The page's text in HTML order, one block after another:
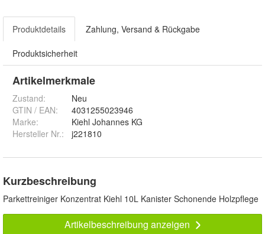
Produktdetails Zahlung, Versand & Rückgabe
Produktsicherheit
Artikelmerkmale
Zustand:
Neu
GTIN / EAN:
4031255023946
Marke:
Kiehl Johannes KG
Hersteller Nr.:
j221810
Kurzbeschreibung
Parkettreiniger Konzentrat Kiehl 10L Kanister Schonende Holzpflege
Artikelbeschreibung anzeigen